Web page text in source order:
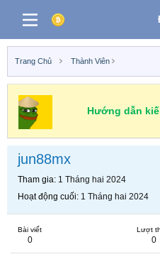
Trang Chủ Thành Viên
Hướng dẫn
jun88mx
Tham gia 1 Tháng hai 2024
Hoạt động cuối 1 Tháng hai 2024
Bài viết
0
Lượt
0